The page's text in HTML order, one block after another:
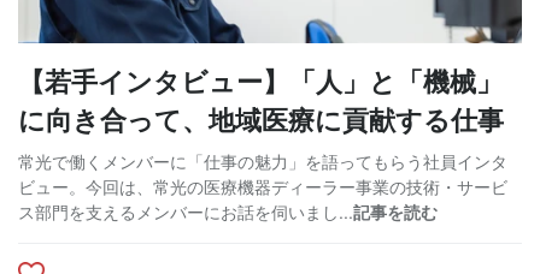
【若手インタビュー】「人」と「機械」
に向き合って、地域医療に貢献する仕事
常光で働くメンバーに「仕事の魅力」を語ってもらう社員インタ
ビュー。今回は、常光の医療機器ディーラー事業の技術・サービ
ス部門を支えるメンバーにお話を伺いまし...記事を読む